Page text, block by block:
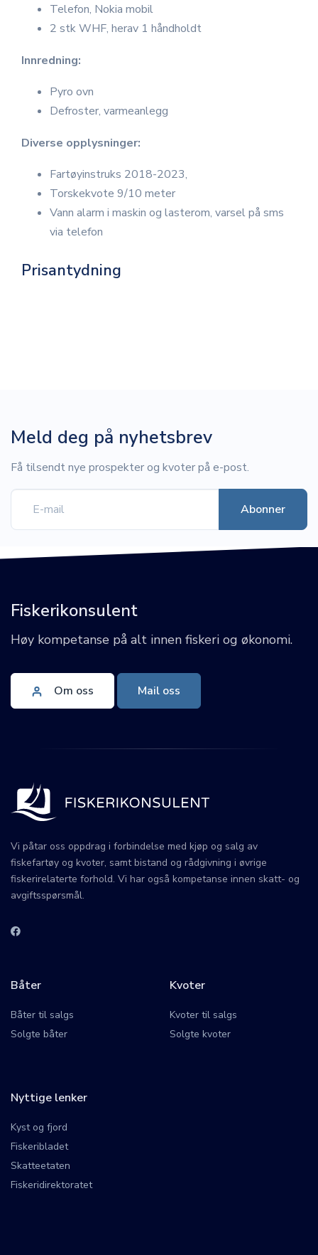
Telefon, Nokia mobil
2 stk WHF, herav 1 håndholdt
Innredning:
Pyro ovn
Defroster, varmeanlegg
Diverse opplysninger:
Fartøyinstruks 2018-2023,
Torskekvote 9/10 meter
Vann alarm i maskin og lasterom, varsel på sms
via telefon
Prisantydning
Meld deg på nyhetsbrev
Få tilsendt nye prospekter og kvoter på e-post.
Fiskerikonsulent
Høy kompetanse på alt innen fiskeri og økonomi.
Om oss Mail oss
Vi påtar oss oppdrag i forbindelse med kjøp og salg av
fiskefartøy og kvoter, samt bistand og rådgivning i øvrige
fiskerirelaterte forhold. Vi har også kompetanse innen skatt- og
avgiftsspørsmål.
Båter
Båter til salgs
Solgte båter
Kvoter
Kvoter til salgs
Solgte kvoter
Nyttige lenker
Kyst og fjord
Fiskeribladet
Skatteetaten
Fiskeridirektoratet